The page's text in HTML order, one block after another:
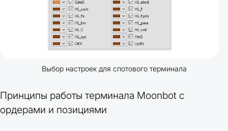
Выбор настроек для спотового терминала
Принципы работы терминала Moonbot с
ордерами и позициями